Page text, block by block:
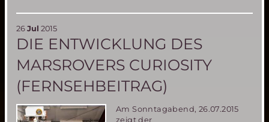
Society
in
Live
dem
Web!
26 Jul 2015
DIE ENTWICKLUNG DES
MARSROVERS CURIOSITY
(FERNSEHBEITRAG)
Am Sonntagabend, 26.07.2015
zeigt der